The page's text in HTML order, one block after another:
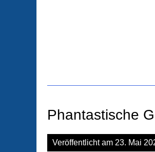
Phantastische
Veröffentlicht am 23. Mai